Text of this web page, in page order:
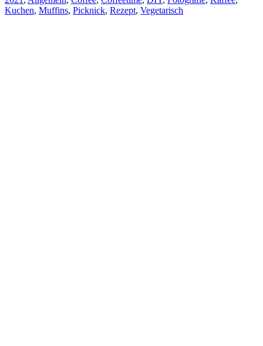
Kuchen, Muffins, Picknick, Rezept, Vegetarisch